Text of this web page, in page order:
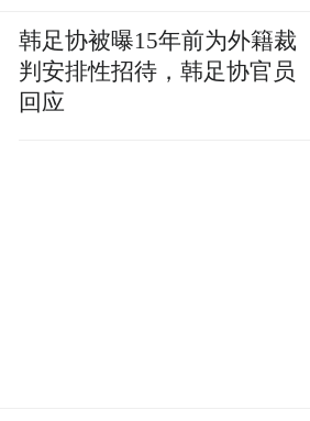
韩足协被曝15年前为外籍裁
判安排性招待，韩足协官员
回应